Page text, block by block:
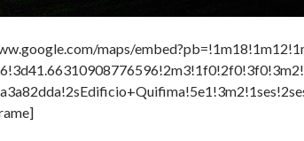
maps/